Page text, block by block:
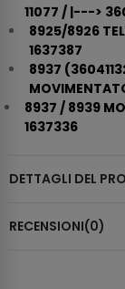
11077 / |--->
8925/8926
1637387
8937
8937 / 8939
1637336
DETTAGLI DEL
RECENSIONI(0)